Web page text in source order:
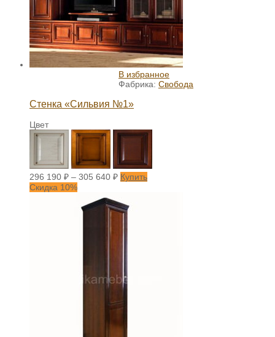
В избранное
Фабрика: Свобода
Стенка «Сильвия №1»
Цвет
296 190 ₽ – 305 640 ₽ Купить
Скидка 10%